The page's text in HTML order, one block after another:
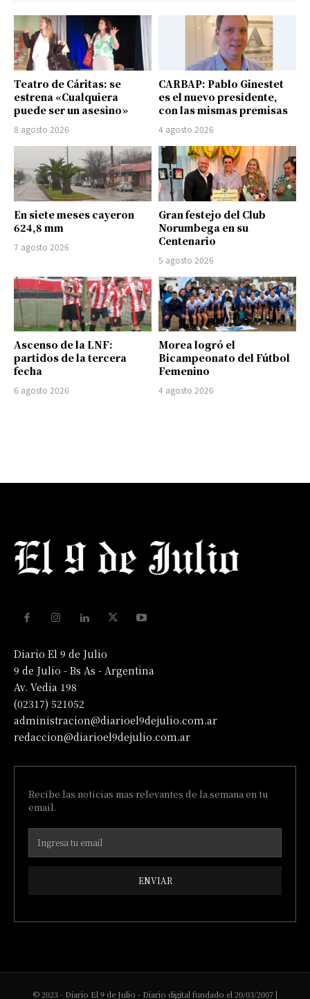
Teatro de Cáritas: se
estrena «Cualquiera
puede ser un asesino»
8 agosto 2026
CARBAP: Pablo Ginestet
es el nuevo presidente,
con las mismas premisas
4 agosto 2026
En siete meses cayeron
624,8 mm
7 agosto 2026
Gran festejo del Club
Norumbega en su
Centenario
5 agosto 2026
Ascenso de la LNF:
partidos de la tercera
fecha
6 agosto 2026
Morea logró el
Bicampeonato del Fútbol
Femenino
4 agosto 2026
Diario El 9 de Julio
9 de Julio - Bs As - Argentina
Av. Vedia 198
(02317) 521052
administracion@diarioel9dejulio.com.ar
redaccion@diarioel9dejulio.com.ar
Recibe las noticias mas relevantes de la semana en tu
email.
ENVIAR
© 2023 - Diario El 9 de Julio - Diario digital fundado el 20/03/2007 |